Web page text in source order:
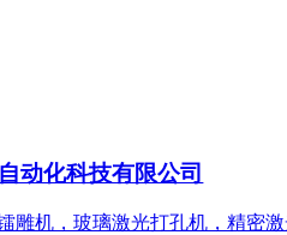
动化科技有限公司
雕机，玻璃激光打孔机，精密